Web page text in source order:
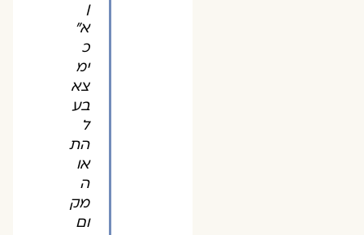
א"
כ
ימ
צא
בע
ל
הת
או
ה
מק
ום